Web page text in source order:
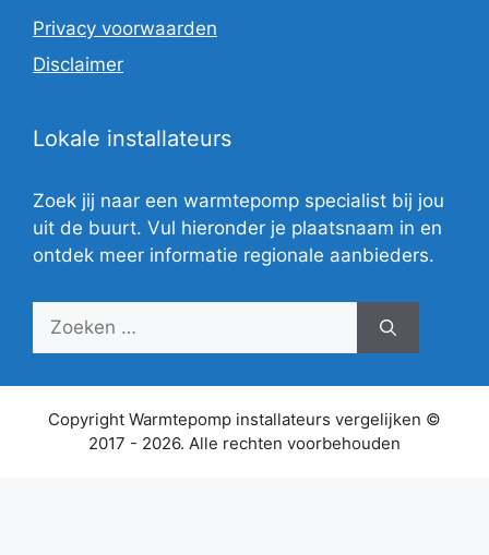
Privacy voorwaarden
Disclaimer
Lokale installateurs
Zoek jij naar een warmtepomp specialist bij jou
uit de buurt. Vul hieronder je plaatsnaam in en
ontdek meer informatie regionale aanbieders.
Zoek
Copyright Warmtepomp installateurs vergelijken ©
2017 - 2026. Alle rechten voorbehouden